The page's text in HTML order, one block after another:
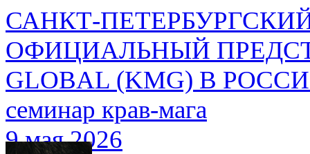
САНКТ-
ОФИЦИАЛЬНЫЙ
GLOBAL (KMG) В
семинар крав-мага
9 мая 2026